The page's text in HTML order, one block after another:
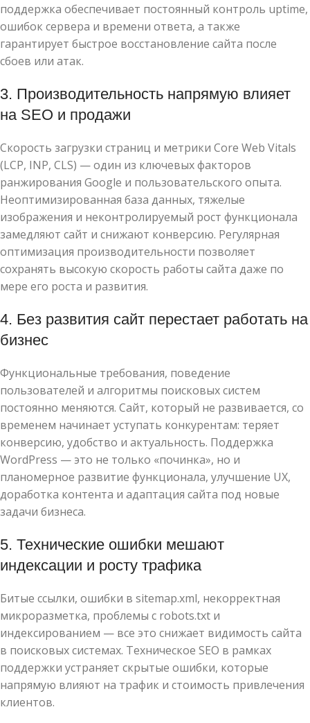
поддержка обеспечивает постоянный контроль uptime,
ошибок сервера и времени ответа, а также
гарантирует быстрое восстановление сайта после
сбоев или атак.
3. Производительность напрямую влияет
на SEO и продажи
Скорость загрузки страниц и метрики Core Web Vitals
(LCP, INP, CLS) — один из ключевых факторов
ранжирования Google и пользовательского опыта.
Неоптимизированная база данных, тяжелые
изображения и неконтролируемый рост функционала
замедляют сайт и снижают конверсию. Регулярная
оптимизация производительности позволяет
сохранять высокую скорость работы сайта даже по
мере его роста и развития.
4. Без развития сайт перестает работать на
бизнес
Функциональные требования, поведение
пользователей и алгоритмы поисковых систем
постоянно меняются. Сайт, который не развивается, со
временем начинает уступать конкурентам: теряет
конверсию, удобство и актуальность. Поддержка
WordPress — это не только «починка», но и
планомерное развитие функционала, улучшение UX,
доработка контента и адаптация сайта под новые
задачи бизнеса.
5. Технические ошибки мешают
индексации и росту трафика
Битые ссылки, ошибки в sitemap.xml, некорректная
микроразметка, проблемы с robots.txt и
индексированием — все это снижает видимость сайта
в поисковых системах. Техническое SEO в рамках
поддержки устраняет скрытые ошибки, которые
напрямую влияют на трафик и стоимость привлечения
клиентов.